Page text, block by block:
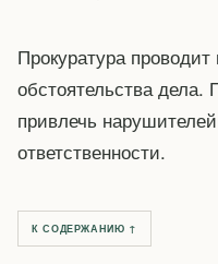
Прокуратура
обстоятельства дела.
привлечь
ответственности.
К СОДЕРЖАНИЮ ↑